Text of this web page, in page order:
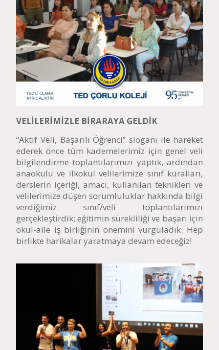
VELİLERİMİZLE BİRARAYA GELDİK
“Aktif Veli, Başarılı Öğrenci” sloganı ile hareket
ederek önce tüm kademelerimiz için genel veli
bilgilendirme toplantılarımızı yaptık, ardından
anaokulu ve ilkokul velilerimize sınıf kuralları,
derslerin içeriği, amacı, kullanılan teknikleri ve
velilerimize düşen sorumluluklar hakkında bilgi
verdiğimiz sınıf/veli toplantılarımızı
gerçekleştirdik; eğitimin sürekliliği ve başarı için
okul-aile iş birliğinin önemini vurguladık. Hep
birlikte harikalar yaratmaya devam edeceğiz!